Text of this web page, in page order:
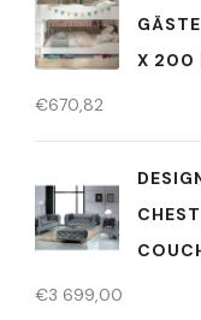
200
€670,82
€3 699,00